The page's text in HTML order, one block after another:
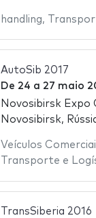
handling,
AutoSib 2017
De 24 a 27 maio
Novosibirsk Expo
Novosibirsk,
Veículos
Transporte e
TransSiberia 2016